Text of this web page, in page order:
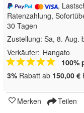
,
Ratenzahlung,
30 Tagen
Zustellung: Sa, 8. Aug.
Verkäufer: Hangato
100%
3% Rabatt ab 150,00 €
Merken Teilen